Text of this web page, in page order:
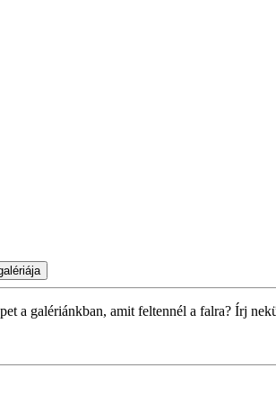
a galériánkban, amit feltennél a falra? Írj